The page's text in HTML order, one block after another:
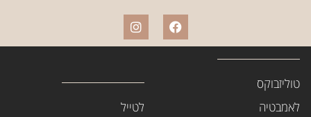
טוליזבוקס
לאמבטיה
לטייל